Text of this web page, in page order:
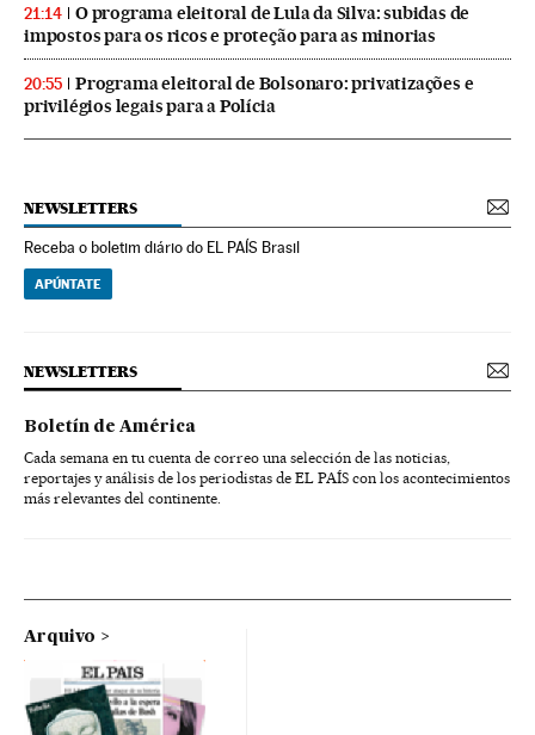
21:14
O programa eleitoral de Lula da Silva: subidas de
impostos para os ricos e proteção para as minorias
20:55
Programa eleitoral de Bolsonaro: privatizações e
privilégios legais para a Polícia
NEWSLETTERS
Receba o boletim diário do EL PAÍS Brasil
APÚNTATE
NEWSLETTERS
Boletín de América
Cada semana en tu cuenta de correo una selección de las noticias,
reportajes y análisis de los periodistas de EL PAÍS con los acontecimientos
más relevantes del continente.
Arquivo